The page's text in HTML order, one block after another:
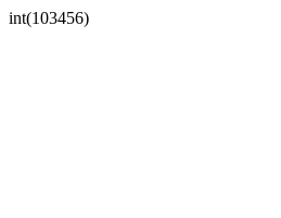
int(103456)